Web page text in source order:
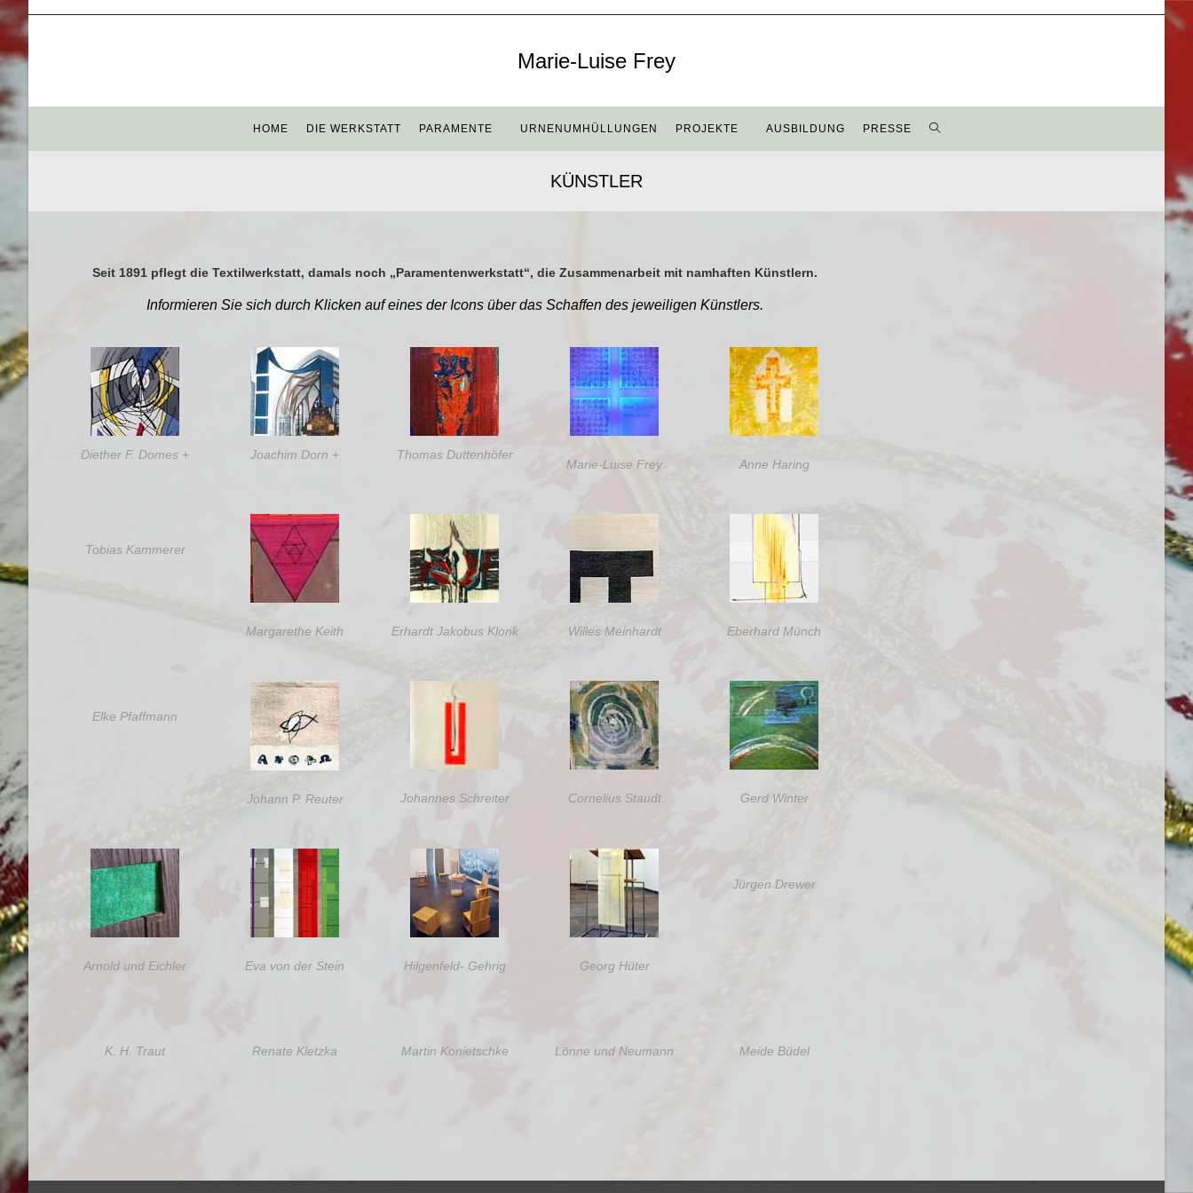
Marie-Luise Frey
HOME DIE WERKSTATT PARAMENTE URNENUMHÜLLUNGEN PROJEKTE AUSBILDUNG PRESSE
KÜNSTLER
Seit 1891 pflegt die Textilwerkstatt, damals noch „Paramentenwerkstatt“, die Zusammenarbeit mit namhaften Künstlern.
Informieren Sie sich durch Klicken auf eines der Icons über das Schaffen des jeweiligen Künstlers.
Diether F. Domes + Joachim Dorn + Thomas Duttenhöfer
Marie-Luise Frey Anne Haring
Tobias Kammerer
Margarethe Keith Erhardt Jakobus Klonk Willes Meinhardt Eberhard Münch
Elke Pfaffmann
Johann P. Reuter Johannes Schreiter Cornelius Staudt Gerd Winter
Arnold und Eichler Eva von der Stein Hilgenfeld- Gehrig Georg Hüter
Jürgen Drewer
K. H. Traut Renate Kletzka Martin Konietschke Lönne und Neumann Meide Büdel